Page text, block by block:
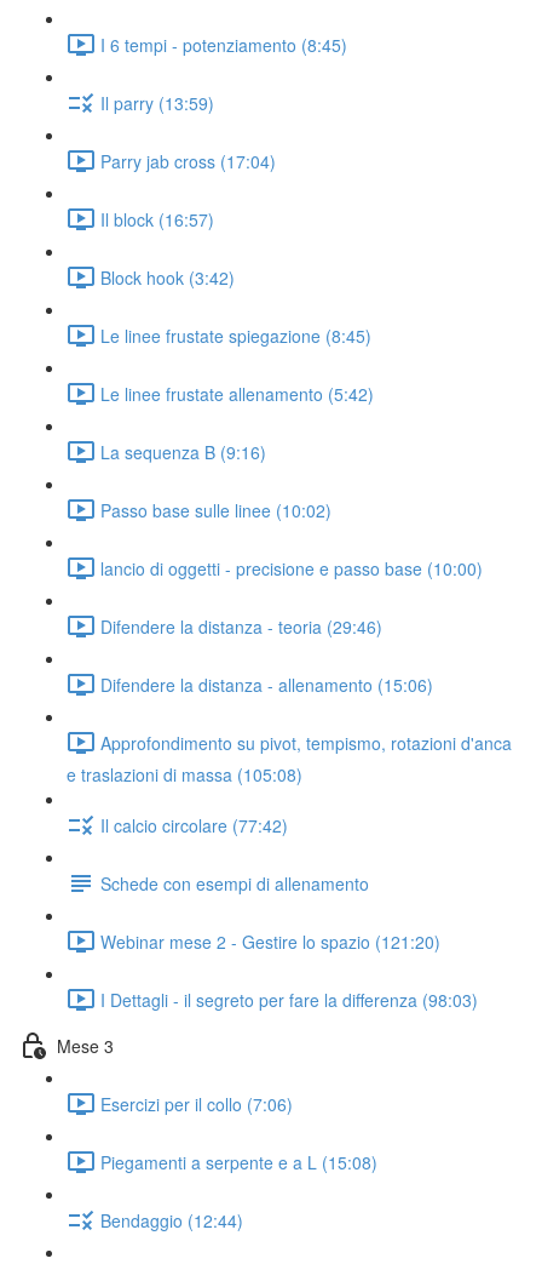
I 6 tempi - potenziamento (8:45)
Il parry (13:59)
Parry jab cross (17:04)
Il block (16:57)
Block hook (3:42)
Le linee frustate spiegazione (8:45)
Le linee frustate allenamento (5:42)
La sequenza B (9:16)
Passo base sulle linee (10:02)
lancio di oggetti - precisione e passo base (10:00)
Difendere la distanza - teoria (29:46)
Difendere la distanza - allenamento (15:06)
Approfondimento su pivot, tempismo, rotazioni d'anca
e traslazioni di massa (105:08)
Il calcio circolare (77:42)
Schede con esempi di allenamento
Webinar mese 2 - Gestire lo spazio (121:20)
I Dettagli - il segreto per fare la differenza (98:03)
Mese 3
Esercizi per il collo (7:06)
Piegamenti a serpente e a L (15:08)
Bendaggio (12:44)